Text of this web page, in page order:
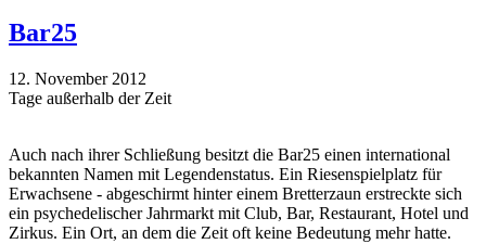
Bar25
12. November 2012
Tage außerhalb der Zeit
Auch nach ihrer Schließung besitzt die Bar25 einen international
bekannten Namen mit Legendenstatus. Ein Riesenspielplatz für
Erwachsene - abgeschirmt hinter einem Bretterzaun erstreckte sich
ein psychedelischer Jahrmarkt mit Club, Bar, Restaurant, Hotel und
Zirkus. Ein Ort, an dem die Zeit oft keine Bedeutung mehr hatte.